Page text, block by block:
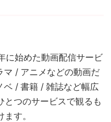
に始めた動画配信サービ
マ / アニメなどの動画だ
ベ / 書籍 / 雑誌など幅広
とつのサービスで観るも
す。